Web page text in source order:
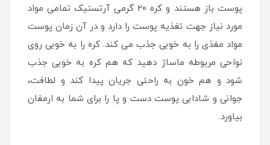
پوست باز هستند و کره 20 گرمی آرتستیک تمامی مواد
مورد نیاز جهت تغذیه پوست را دارد و در آن زمان پوست
مواد مغذی را به خوبی جذب می کند. کره را به خوبی روی
نواحی مربوطه ماساژ دهید که هم کره به خوبی جذب
شود و هم خون به راحتی جریان پیدا کند و لطافت،
جوانی و شادابی پوست دست و پا را برای شما به ارمغان
بیاورد.